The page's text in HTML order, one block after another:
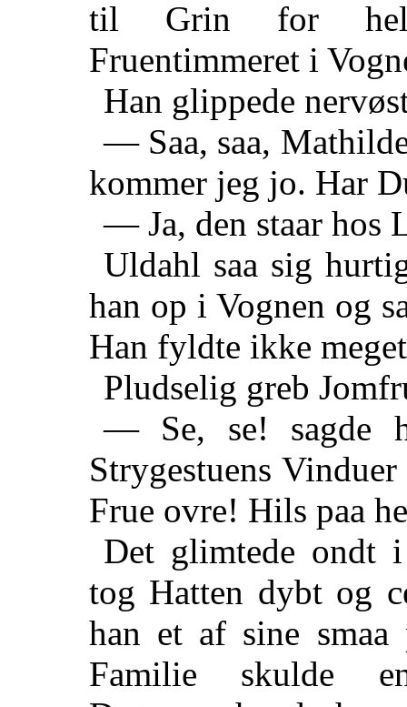
til Grin for hele
Fruentimmeret i
Han glippede
— Saa, saa,
kommer jeg jo. Har
— Ja, den staar hos
Uldahl saa sig
han op i Vognen og
Han fyldte ikke
Pludselig greb
— Se, se! sagde
Strygestuens
Frue ovre! Hils paa
Det glimtede ondt
tog Hatten dybt og
han et af sine
Familie skulde